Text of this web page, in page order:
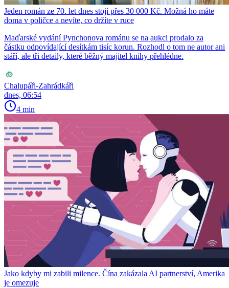
Jeden román ze 70. let dnes stojí přes 30 000 Kč. Možná ho máte
doma v poličce a nevíte, co držíte v ruce
Maďarské vydání Pynchonova románu se na aukci prodalo za
částku odpovídající desítkám tisíc korun. Rozhodl o tom ne autor ani
stáří, ale tři detaily, které běžný majitel knihy přehlédne.
Chalupáři-Zahrádkáři
dnes, 06:54
4 min
Jako kdyby mi zabili milence. Čína zakázala AI partnerství, Amerika
je omezuje